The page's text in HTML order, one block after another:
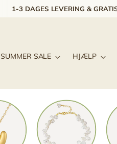
1-3 DAGES LEVERING &
SUMMER SALE HJÆLP